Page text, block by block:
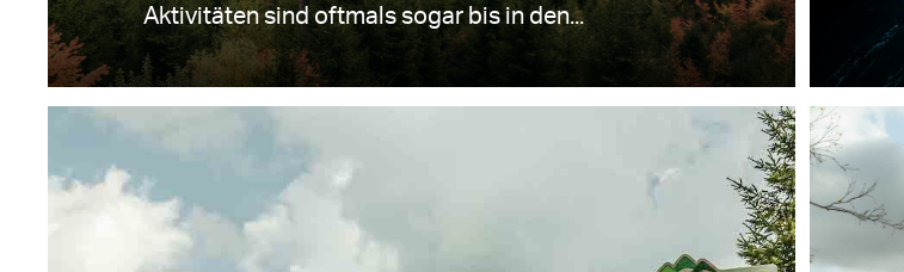
Aktivitäten sind oftmals sogar bis in den...